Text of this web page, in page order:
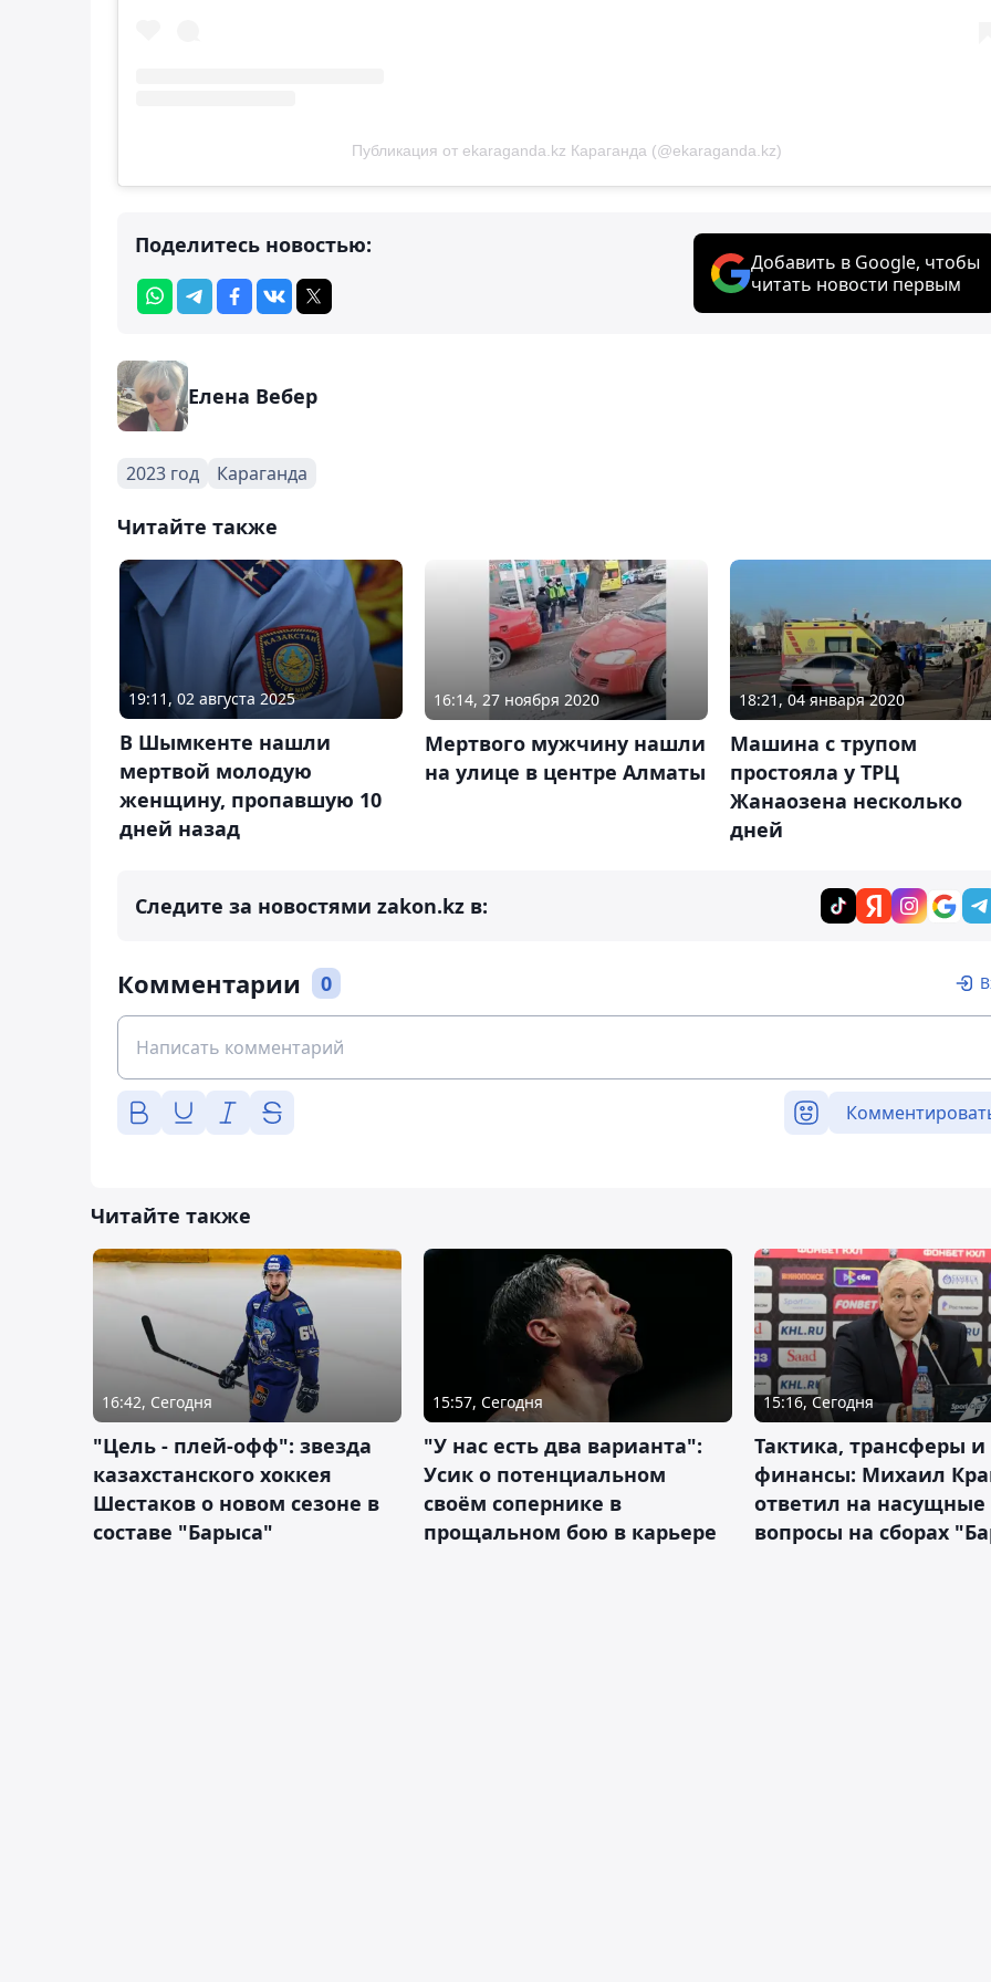
Публикация от ekaraganda.kz Караганда (@ekaraganda.kz)
Поделитесь новостью:
Добавить в Google, чтобы
читать новости первым
Елена Вебер
2023 год Караганда
Читайте также
19:11, 02 августа 2025
В Шымкенте нашли
мертвой молодую
женщину, пропавшую 10
дней назад
16:14, 27 ноября 2020
Мертвого мужчину нашли
на улице в центре Алматы
18:21, 04 января 2020
Машина с трупом
простояла у ТРЦ
Жанаозена несколько
дней
Следите за новостями zakon.kz в:
Комментарии 0
Читайте также
16:42, Сегодня
"Цель - плей-офф": звезда
казахстанского хоккея
Шестаков о новом сезоне в
составе "Барыса"
15:57, Сегодня
"У нас есть два варианта":
Усик о потенциальном
своём сопернике в
прощальном бою в карьере
15:16, Сегодня
Тактика, трансферы и
финансы: Михаил
ответил на насущные
вопросы на сборах